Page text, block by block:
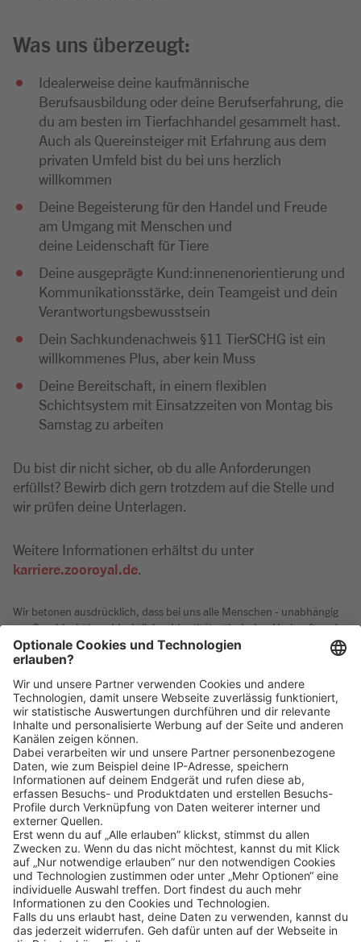
Was uns überzeugt:
Idealerweise deine kaufmännische
Berufsausbildung oder deine Berufserfahrung, die
du am besten im Tierfachhandel gesammelt hast.
Auch als Quereinsteiger mit Erfahrung aus dem
privaten Umfeld bist du bei uns herzlich
willkommen
Deine Begeisterung für den Handel und Freude
am Umgang mit Menschen und
deine Leidenschaft für Tiere
Deine ausgeprägte Kund:innenenorientierung und
Kommunikationsstärke, dein Teamgeist und dein
Verantwortungsbewusstsein
Dein Sachkundenachweis §11 TierSCHG ist ein
willkommenes Plus, aber kein Muss
Deine Bereitschaft, in einem flexiblen
Schichtsystem mit Einsatzzeiten von Montag bis
Samstag zu arbeiten
Du bist dir nicht sicher, ob du alle Anforderungen
erfüllst? Bewirb dich gern trotzdem auf die Stelle und
wir prüfen deine Unterlagen.
Weitere Informationen erhältst du unter
karriere.zooroyal.de
Wir betonen ausdrücklich, dass bei uns alle Menschen - unabhängig
von Geschlecht/geschlechtlicher Identität, ethnischer Herkunft und
Nationalität, sozialer Herkunft, Religion/Weltanschauung,
körperlichen und geistigen Fähigkeiten, Alter sowie sexueller
willkommen sind.
Klickehier, um alle offenen Jobs zu sehen.
Impressum Datenschutz
Privatsphäre-Einstellungen
FAQ
Veranstaltungen